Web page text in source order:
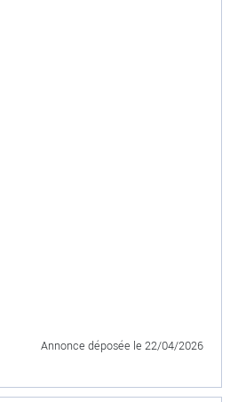
Annonce déposée le 22/04/2026